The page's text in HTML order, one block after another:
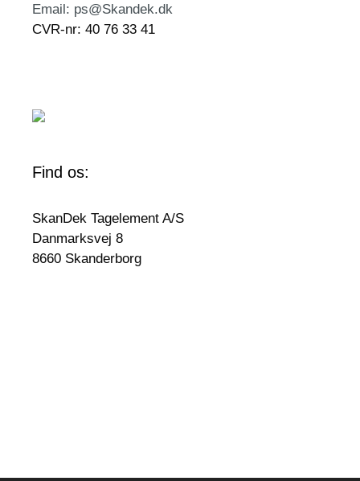
Email: ps@Skandek.dk
CVR-nr: 40 76 33 41
Find os:
SkanDek Tagelement A/S
Danmarksvej 8
8660 Skanderborg